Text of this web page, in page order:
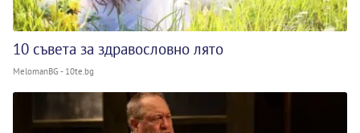
10 съвета за здравословно лято
MelomanBG - 10te.bg